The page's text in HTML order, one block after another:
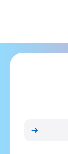
ナ
ビ